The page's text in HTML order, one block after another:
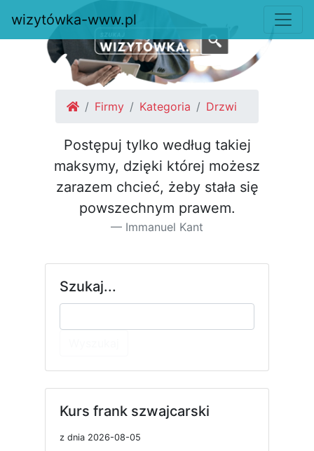
Firmy Kategoria Drzwi
Postępuj tylko według takiej
maksymy, dzięki której możesz
za­razem chcieć, żeby stała się
pow­szechnym prawem.
Immanuel Kant
wizytówka-www.pl
Szukaj...
Kurs frank szwajcarski
z dnia 2026-08-05